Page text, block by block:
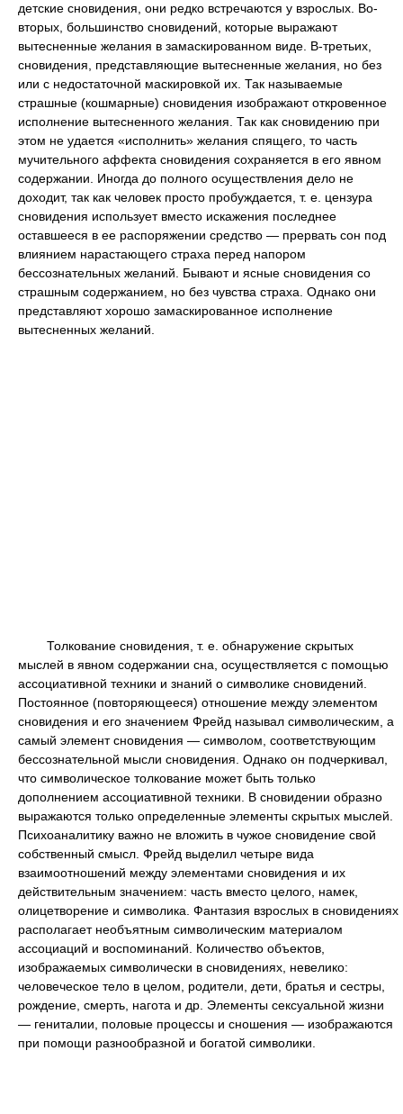
детские сновидения, они редко встречаются у взрослых. Во-
вторых, большинство сновидений, которые выражают
вытесненные желания в замаскированном виде. В-третьих,
сновидения, представляющие вытесненные желания, но без
или с недостаточной маскировкой их. Так называемые
страшные (кошмарные) сновидения изображают откровенное
исполнение вытесненного желания. Так как сновидению при
этом не удается «исполнить» желания спящего, то часть
мучительного аффекта сновидения сохраняется в его явном
содержании. Иногда до полного осуществления дело не
доходит, так как человек просто пробуждается, т. е. цензура
сновидения использует вместо искажения последнее
оставшееся в ее распоряжении средство — прервать сон под
влиянием нарастающего страха перед напором
бессознательных желаний. Бывают и ясные сновидения со
страшным содержанием, но без чувства страха. Однако они
представляют хорошо замаскированное исполнение
вытесненных желаний.
Толкование сновидения, т. е. обнаружение скрытых
мыслей в явном содержании сна, осуществляется с помощью
ассоциативной техники и знаний о символике сновидений.
Постоянное (повторяющееся) отношение между элементом
сновидения и его значением Фрейд называл символическим, а
самый элемент сновидения — символом, соответствующим
бессознательной мысли сновидения. Однако он подчеркивал,
что символическое толкование может быть только
дополнением ассоциативной техники. В сновидении образно
выражаются только определенные элементы скрытых мыслей.
Психоаналитику важно не вложить в чужое сновидение свой
собственный смысл. Фрейд выделил четыре вида
взаимоотношений между элементами сновидения и их
действительным значением: часть вместо целого, намек,
олицетворение и символика. Фантазия взрослых в сновидениях
располагает необъятным символическим материалом
ассоциаций и воспоминаний. Количество объектов,
изображаемых символически в сновидениях, невелико:
человеческое тело в целом, родители, дети, братья и сестры,
рождение, смерть, нагота и др. Элементы сексуальной жизни
— гениталии, половые процессы и сношения — изображаются
при помощи разнообразной и богатой символики.